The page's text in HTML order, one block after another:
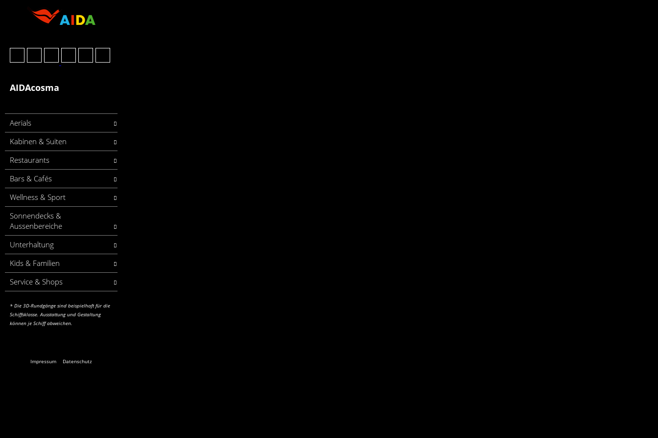
AIDAcosma
Aerials
Kabinen & Suiten
Restaurants
Bars & Cafés
Wellness & Sport
Sonnendecks &
Aussenbereiche
Unterhaltung
Kids & Familien
Service & Shops
* Die 3D-Rundgänge sind beispielhaft für die
Schiffsklasse. Ausstattung und Gestaltung
können je Schiff abweichen.
Impressum Datenschutz